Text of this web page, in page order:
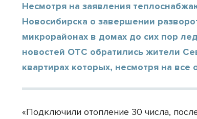
Несмотря на заявления
Новосибирска о завершении
микрорайонах в домах до сих пор
новостей ОТС обратились жители
квартирах которых, несмотря на все
«Подключили отопление 30 числа,